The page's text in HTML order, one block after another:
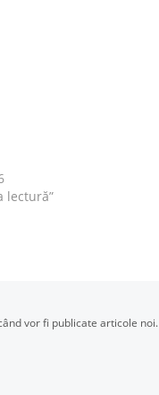
lectură”
vor fi publicate articole noi.